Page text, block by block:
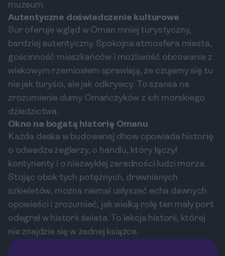
muzeum.
Autentyczne doświadczenie kulturowe
Sur oferuje wgląd w Oman mniej turystyczny,
bardziej autentyczny. Spokojna atmosfera miasta,
gościnność mieszkańców i możliwość obcowania z
wiekowym rzemiosłem sprawiają, że czujemy się tu
nie jak turyści, ale jak odkrywcy. To szansa na
zrozumienie dumy Omańczyków z ich morskiego
dziedzictwa.
Okno na bogatą historię Omanu
Każda deska w budowanej dhow opowiada historię
o odwadze żeglarzy, o handlu, który łączył
kontynenty i o niezwykłej zaradności ludzi morza.
Stojąc obok tych potężnych, drewnianych
szkieletów, można niemal usłyszeć echa dawnych
opowieści i zrozumieć, jak wielką rolę ten mały port
odegrał w historii świata. To lekcja historii, której
nie znajdzie się w żadnej książce.